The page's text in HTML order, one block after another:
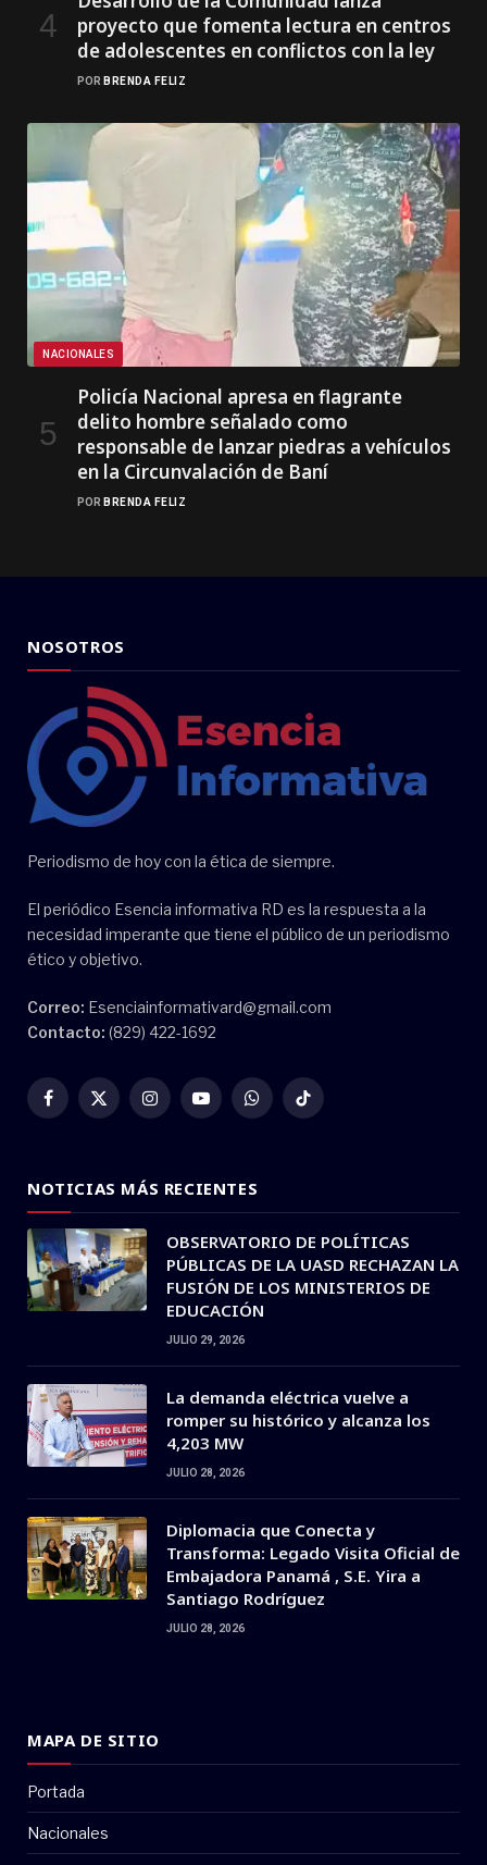
proyecto que fomenta lectura en centros
de adolescentes en conflictos con la ley
POR BRENDA FELIZ
NACIONALES
Policía Nacional apresa en flagrante
delito hombre señalado como
responsable de lanzar piedras a vehículos
en la Circunvalación de Baní
POR BRENDA FELIZ
NOSOTROS
Periodismo de hoy con la ética de siempre.
El periódico Esencia informativa RD es la respuesta a la
necesidad imperante que tiene el público de un periodismo
ético y objetivo.
Correo: Esenciainformativard@gmail.com
Contacto: (829) 422-1692
Facebook
X
InstagramYouTubeWhatsAppTikTok
NOTICIAS MÁS RECIENTES
OBSERVATORIO DE POLÍTICAS
PÚBLICAS DE LA UASD RECHAZAN LA
FUSIÓN DE LOS MINISTERIOS DE
EDUCACIÓN
JULIO 29, 2026
La demanda eléctrica vuelve a
romper su histórico y alcanza los
4,203 MW
JULIO 28, 2026
Diplomacia que Conecta y
Transforma: Legado Visita Oficial de
Embajadora Panamá , S.E. Yira a
Santiago Rodríguez
JULIO 28, 2026
MAPA DE SITIO
Portada
Nacionales